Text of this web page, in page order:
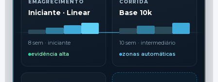
EMAGRECIMENTO
Iniciante · Linear
8 sem · iniciante
evidência alta
CORRIDA
Base 10k
10 sem · intermediário
zonas automáticas